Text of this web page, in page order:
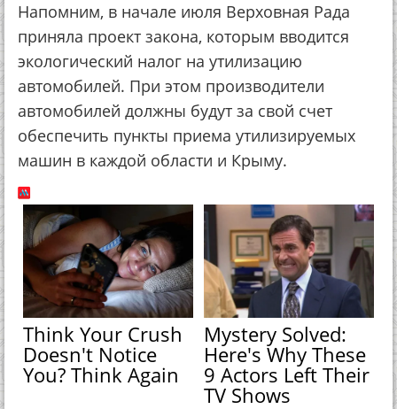
Напомним, в начале июля Верховная Рада
приняла проект закона, которым вводится
экологический налог на утилизацию
автомобилей. При этом производители
автомобилей должны будут за свой счет
обеспечить пункты приема утилизируемых
машин в каждой области и Крыму.
Think Your Crush
Doesn't Notice
You? Think Again
Mystery Solved:
Here's Why These
9 Actors Left Their
TV Shows